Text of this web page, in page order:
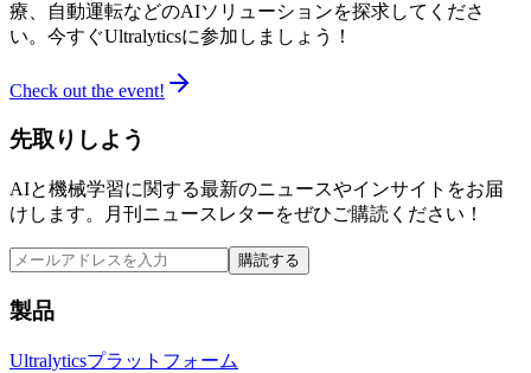
療、自動運転などのAIソリューションを探求してくださ
い。今すぐUltralyticsに参加しましょう！
Check out the event!
先取りしよう
AIと機械学習に関する最新のニュースやインサイトをお届
けします。月刊ニュースレターをぜひご購読ください！
購読する
製品
Ultralyticsプラットフォーム